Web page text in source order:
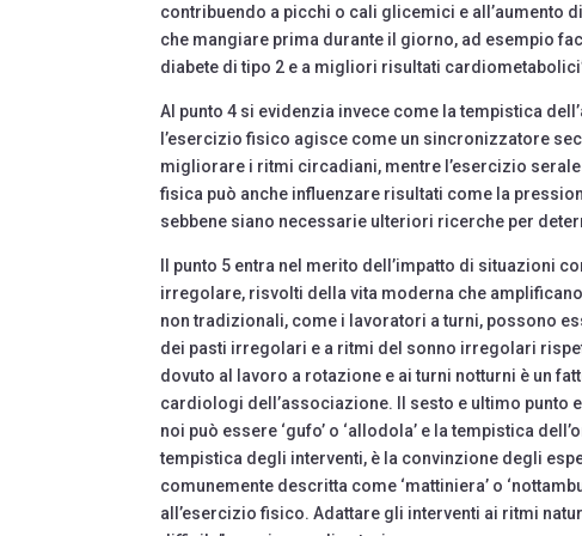
contribuendo a picchi o cali glicemici e all’aumento
che mangiare prima durante il giorno, ad esempio
diabete di tipo 2 e a migliori risultati
Al punto 4 si evidenzia invece come la tempistica
l’esercizio fisico agisce come un sincronizzatore
migliorare i ritmi circadiani, mentre l’esercizio
fisica può anche influenzare risultati come la
sebbene siano necessarie ulteriori ricerche per
Il punto 5 entra nel merito dell’impatto di situazioni
irregolare, risvolti della vita moderna che
non tradizionali, come i lavoratori a turni, possono
dei pasti irregolari e a ritmi del sonno irregolari
dovuto al lavoro a rotazione e ai turni notturni è un
cardiologi dell’associazione. Il sesto e ultimo punto
noi può essere ‘gufo’ o ‘allodola’ e la tempistica
tempistica degli interventi, è la convinzione degli
comunemente descritta come ‘mattiniera’ o
all’esercizio fisico. Adattare gli interventi ai ritmi